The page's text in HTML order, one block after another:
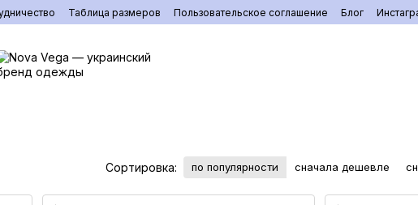
Таблица размеров Пользовательское соглашение Блог
Сортировка: по популярности сначала дешевле